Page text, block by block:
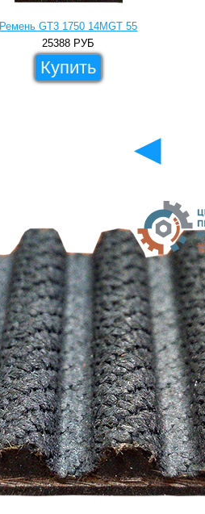
Ремень GT3 1750 14MGT 55
25388 РУБ
Купить